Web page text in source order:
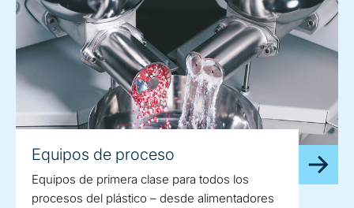
Equipos de proceso
Equipos de primera clase para todos los
procesos del plástico – desde alimentadores